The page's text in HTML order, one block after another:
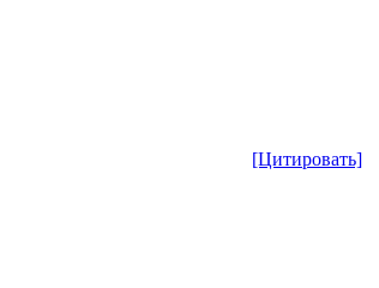
[Цитировать]